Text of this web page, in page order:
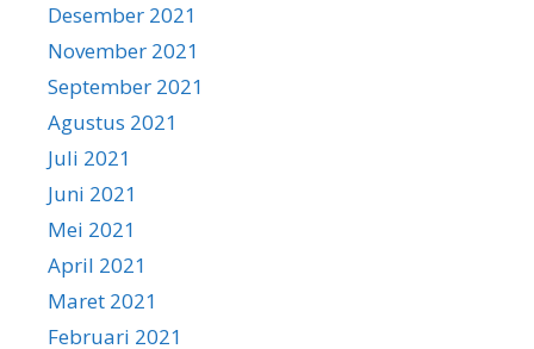
Desember 2021
November 2021
September 2021
Agustus 2021
Juli 2021
Juni 2021
Mei 2021
April 2021
Maret 2021
Februari 2021